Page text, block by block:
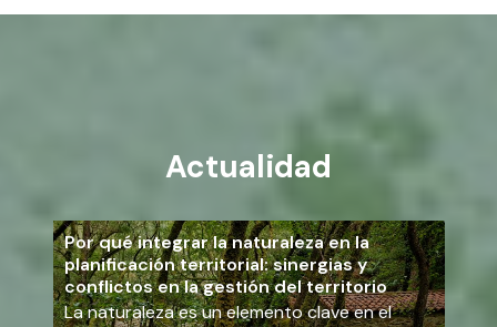
Actualidad
Por qué integrar la naturaleza en la
planificación territorial: sinergias y
conflictos en la gestión del territorio
La naturaleza es un elemento clave en el